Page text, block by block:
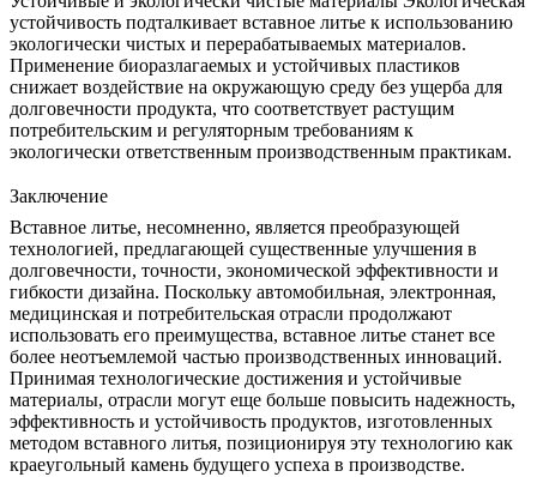
устойчивость подталкивает вставное литье к использованию
экологически чистых и перерабатываемых материалов.
Применение биоразлагаемых и устойчивых пластиков
снижает воздействие на окружающую среду без ущерба для
долговечности продукта, что соответствует растущим
потребительским и регуляторным требованиям к
экологически ответственным производственным практикам.
Заключение
Вставное литье, несомненно, является преобразующей
технологией, предлагающей существенные улучшения в
долговечности, точности, экономической эффективности и
гибкости дизайна. Поскольку автомобильная, электронная,
медицинская и потребительская отрасли продолжают
использовать его преимущества, вставное литье станет все
более неотъемлемой частью производственных инноваций.
Принимая технологические достижения и устойчивые
материалы, отрасли могут еще больше повысить надежность,
эффективность и устойчивость продуктов, изготовленных
методом вставного литья, позиционируя эту технологию как
краеугольный камень будущего успеха в производстве.